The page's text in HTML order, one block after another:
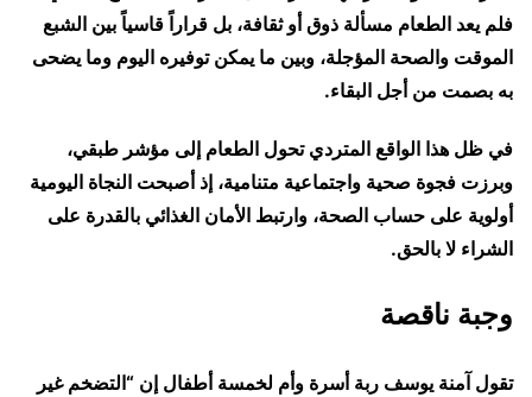
فلم يعد الطعام مسألة ذوق أو ثقافة، بل قراراً قاسياً بين الشبع
الموقت والصحة المؤجلة، وبين ما يمكن توفيره اليوم وما يضحى
به بصمت من أجل البقاء.
في ظل هذا الواقع المتردي تحول الطعام إلى مؤشر طبقي،
وبرزت فجوة صحية واجتماعية متنامية، إذ أصبحت النجاة اليومية
أولوية على حساب الصحة، وارتبط الأمان الغذائي بالقدرة على
الشراء لا بالحق.
وجبة ناقصة
تقول آمنة يوسف ربة أسرة وأم لخمسة أطفال إن “التضخم غير